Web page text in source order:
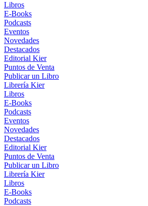
Libros
E-Books
Podcasts
Eventos
Novedades
Destacados
Editorial Kier
Puntos de Venta
Publicar un Libro
Librería Kier
Libros
E-Books
Podcasts
Eventos
Novedades
Destacados
Editorial Kier
Puntos de Venta
Publicar un Libro
Librería Kier
Libros
E-Books
Podcasts